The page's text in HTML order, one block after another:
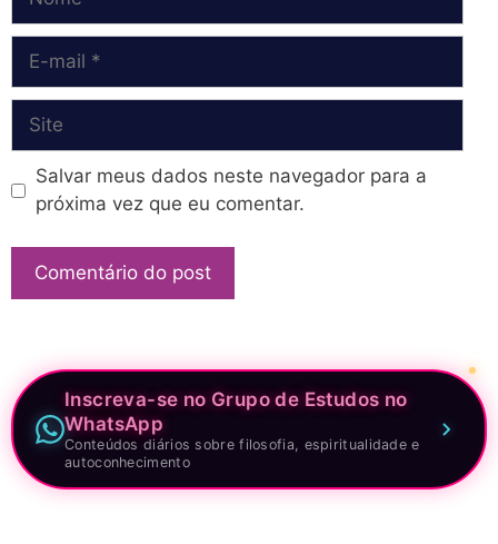
Site
Salvar meus dados neste navegador para a
próxima vez que eu comentar.
Inscreva-se no Grupo de Estudos no
WhatsApp
Conteúdos diários sobre filosofia, espiritualidade e
autoconhecimento